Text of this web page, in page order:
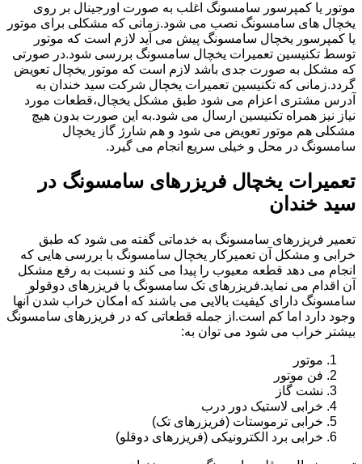
موتور یا کمپرسور سامسونگ اغلب به صورت اورجینال بر روی
یخچال های سامسونگ نصب می شود.زمانی که مشکلی برای موتور
یا کمپرسور یخچال سامسونگ پیش می آید لازم است که موتور
توسط تکنیسین تعمیرات یخچال سامسونگ بررسی شود.در صورتی
که مشکل به صورت جدی باشد لازم است که موتور یخچال تعویض
گردد.زمانی که تکنیسین تعمیرات یخچال شرکت سید خندان به
آدرس مشتری اعزام می شود طبق مشکل یخچال،قطعات مورد
نیاز نیز همراه تکنیسین ارسال می شود.به این صورت بدون هیچ
مشکلی هم موتور تعویض می شود و هم شارژ گاز یخچال
سامسونگ در محل و خیلی سریع انجام می گیرد.
تعمیرات یخچال فریزرهای سامسونگ در
سید خندان
تعمیر فریزرهای سامسونگ به خدماتی گفته می شود که طبق
خرابی و مشکل آن تعمیرکار یخچال سامسونگ با بررسی هایی که
انجام می دهد قطعه معیوب را پیدا می کند و نسبت به رفع مشکل
آن اقدام می نماید.فریزرهای تک سامسونگ یا فریزرهای دوقولو
سامسونگ دارای کیفیت بالایی می باشند که امکان خراب شدن آنها
وجود دارد اما کم است.از جمله قطعاتی که در فریزرهای سامسونگ
بیشتر خراب می شود می توان به:
موتور
فن موتور
نشت گاز
خرابی لاستیک دور درب
خرابی ترموستات (فریزرهای تک)
خرابی برد الکترونیکی (فریزرهای دوقلو)